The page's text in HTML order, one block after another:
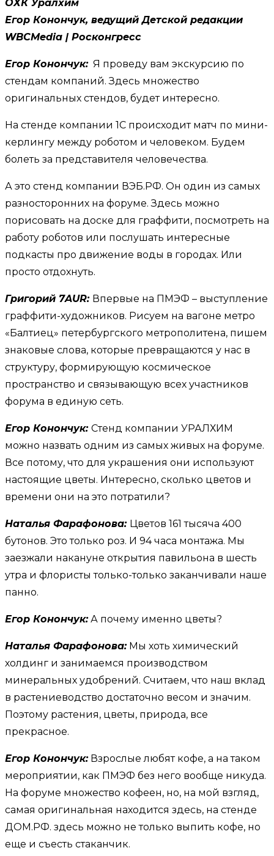
ОХК Уралхим
Егор Конончук, ведущий Детской редакции
WBCMedia | Росконгресс
Егор Конончук: Я проведу вам экскурсию по
стендам компаний. Здесь множество
оригинальных стендов, будет интересно.
На стенде компании 1С происходит матч по мини-
керлингу между роботом и человеком. Будем
болеть за представителя человечества.
А это стенд компании ВЭБ.РФ. Он один из самых
разносторонних на форуме. Здесь можно
порисовать на доске для граффити, посмотреть на
работу роботов или послушать интересные
подкасты про движение воды в городах. Или
просто отдохнуть.
Григорий 7AUR: Впервые на ПМЭФ – выступление
граффити-художников. Рисуем на вагоне метро
«Балтиец» петербургского метрополитена, пишем
знаковые слова, которые превращаются у нас в
структуру, формирующую космическое
пространство и связывающую всех участников
форума в единую сеть.
Егор Конончук: Стенд компании УРАЛХИМ
можно назвать одним из самых живых на форуме.
Все потому, что для украшения они используют
настоящие цветы. Интересно, сколько цветов и
времени они на это потратили?
Наталья Фарафонова: Цветов 161 тысяча 400
бутонов. Это только роз. И 94 часа монтажа. Мы
заезжали накануне открытия павильона в шесть
утра и флористы только-только заканчивали наше
панно.
Егор Конончук: А почему именно цветы?
Наталья Фарафонова: Мы хоть химический
холдинг и занимаемся производством
минеральных удобрений. Считаем, что наш вклад
в растениеводство достаточно весом и значим.
Поэтому растения, цветы, природа, все
прекрасное.
Егор Конончук:Взрослые любят кофе, а на таком
мероприятии, как ПМЭФ без него вообще никуда.
На форуме множество кофеен, но, на мой взгляд,
самая оригинальная находится здесь, на стенде
ДОМ.РФ. здесь можно не только выпить кофе, но
еще и съесть стаканчик.